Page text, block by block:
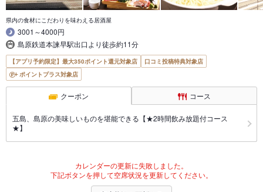
県内の食材にこだわりを味わえる居酒屋
3001～4000円
島原鉄道本諫早駅出口より徒歩約11分
【アプリ予約限定】最大350ポイント還元対象店
口コミ投稿特典対象店
ポイントプラス対象店
クーポン コース
五島、島原の美味しいものを堪能できる【★2時間飲み放題付コース
★】
カレンダーの更新に失敗しました。
下記ボタンを押して空席状況を更新してください。